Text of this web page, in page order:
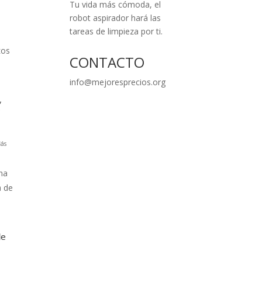
de
Tu vida más cómoda, el
robot aspirador hará las
tareas de limpieza por ti.
CONTACTO
info@mejoresprecios.org